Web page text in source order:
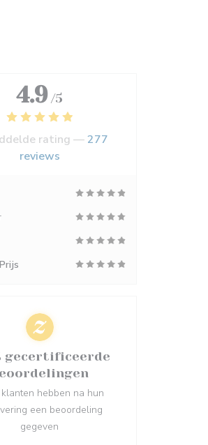
4.9 /5
rating —277
reviews
gecertificeerde
hebben na hun
een beoordeling
gegeven